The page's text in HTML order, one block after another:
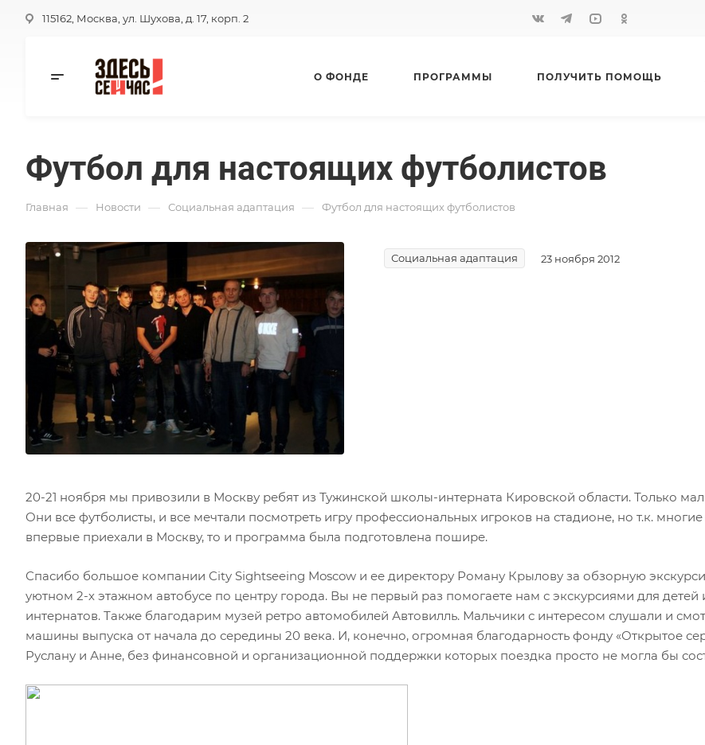
115162, Москва, ул. Шухова, д. 17, корп. 2
О ФОНДЕ ПРОГРАММЫ ПОЛУЧИТЬ ПОМОЩЬ
Футбол для настоящих футболистов
Главная — Новости — Социальная адаптация — Футбол для настоящих футболистов
Социальная адаптация 23 ноября 2012
20-21 ноября мы привозили в Москву ребят из Тужинской школы-интерната Кировской области. Только
Они все футболисты, и все мечтали посмотреть игру профессиональных игроков на стадионе, но т.к.
впервые приехали в Москву, то и программа была подготовлена пошире.
Спасибо большое компании City Sightseeing Moscow и ее директору Роману Крылову за обзорную
уютном 2-х этажном автобусе по центру города. Вы не первый раз помогаете нам с экскурсиями для детей
интернатов. Также благодарим музей ретро автомобилей Автовилль. Мальчики с интересом слушали и
машины выпуска от начала до середины 20 века. И, конечно, огромная благодарность фонду «Открытое
Руслану и Анне, без финансовной и организационной поддержки которых поездка просто не могла бы